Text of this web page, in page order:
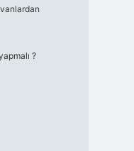
?